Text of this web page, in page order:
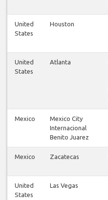
United
States
Houston
United
States
Atlanta
Mexico
Mexico City
Internacional
Benito Juarez
Mexico Zacatecas
United
States
Las Vegas